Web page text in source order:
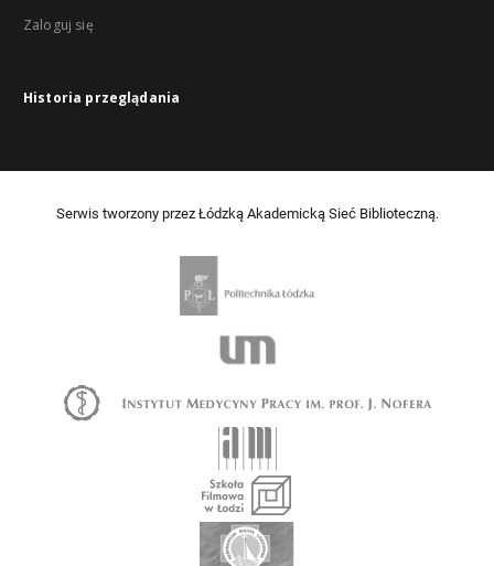
Zaloguj się
Historia przeglądania
Serwis tworzony przez Łódzką Akademicką Sieć Biblioteczną.